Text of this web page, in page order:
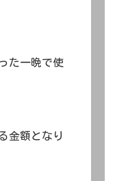
た一晩で使
金額となり